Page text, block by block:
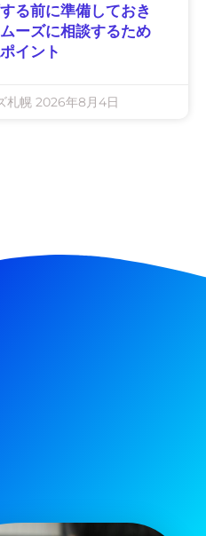
る前に準備しておき
ーズに相談するため
イント
札幌 2026年8月4日